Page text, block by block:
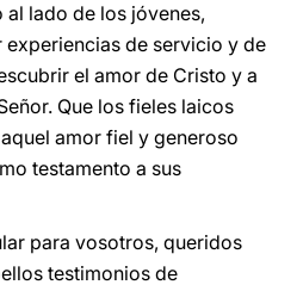
al lado de los jóvenes,
de servicio y de
el amor de Cristo y a
Que los fieles laicos
amor fiel y generoso
testamento a sus
para vosotros, queridos
testimonios de